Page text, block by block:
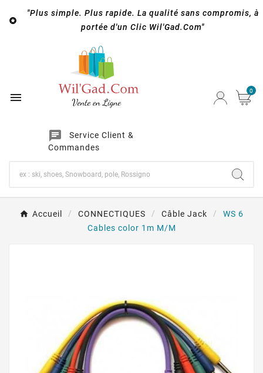

"Plus simple. Plus rapide. La qualité sans compromis, à
portée d'un Clic Wil'Gad.Com"

chat
Service Client &
Commandes
0
Accueil CONNECTIQUES Câble Jack
WS 6
Cables color 1m M/M